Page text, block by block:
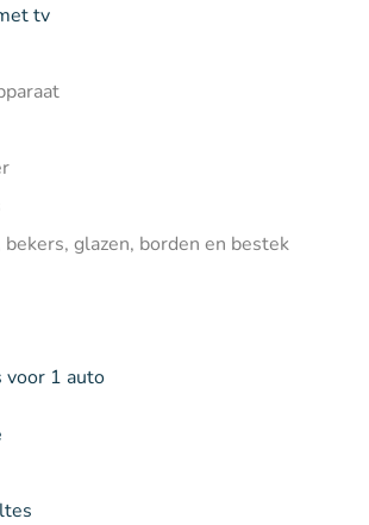
tv
bekers, glazen, borden en bestek
voor 1 auto